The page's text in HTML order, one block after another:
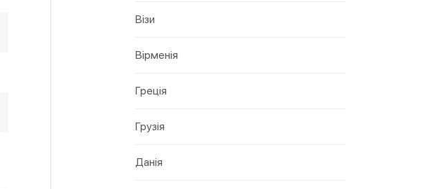
Візи
Вірменія
Греція
Грузія
Данія